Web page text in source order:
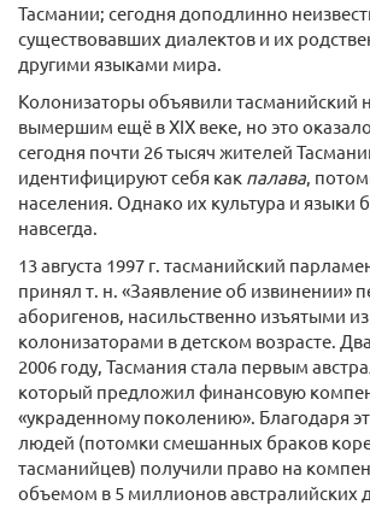
Тасмании; сегодня доподлинно
существовавших диалектов и их
другими языками мира.
Колонизаторы объявили тасманийский
вымершим ещё в XIX веке, но это
сегодня почти 26 тысяч жителей
идентифицируют себя как палава,
населения. Однако их культура и языки
навсегда.
13 августа 1997 г. тасманийский
принял т. н. «Заявление об извинении»
аборигенов, насильственно изъятыми
колонизаторами в детском возрасте.
2006 году, Тасмания стала первым
который предложил финансовую
«украденному поколению». Благодаря
людей (потомки смешанных браков
тасманийцев) получили право на
объемом в 5 миллионов австралийских